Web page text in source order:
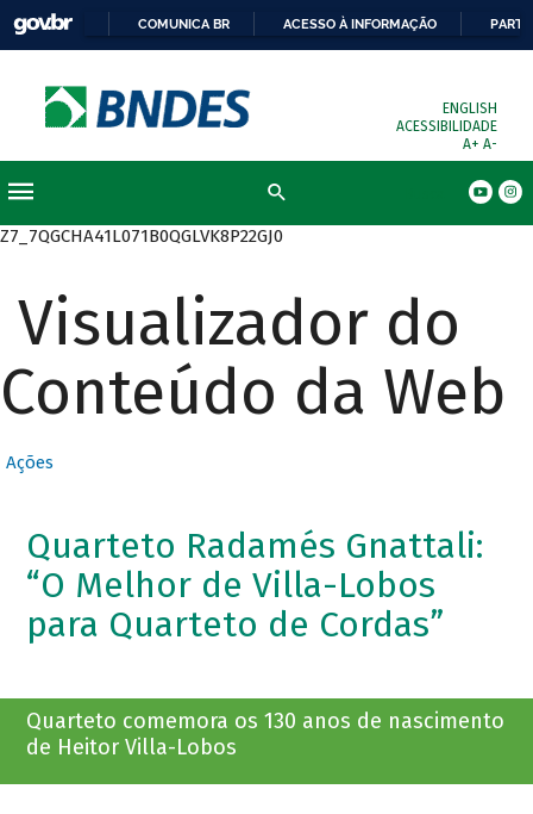
COMUNICA BR ACESSO À INFORMAÇÃO
ENGLISH
ACESSIBILIDADE
A+ A-
Z7_7QGCHA41L071B0QGLVK8P22GJ0
Visualizador do
Conteúdo da Web
Ações
Quarteto Radamés Gnattali:
“O Melhor de Villa-Lobos
para Quarteto de Cordas”
Quarteto comemora os 130 anos de nascimento
de Heitor Villa-Lobos